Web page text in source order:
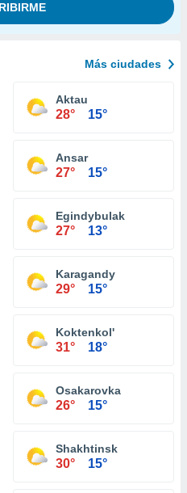
Más ciudades
Aktau
28° 15°
Ansar
27° 15°
Egindybulak
27° 13°
Karagandy
29° 15°
Koktenkol'
31° 18°
Osakarovka
26° 15°
Shakhtinsk
30° 15°